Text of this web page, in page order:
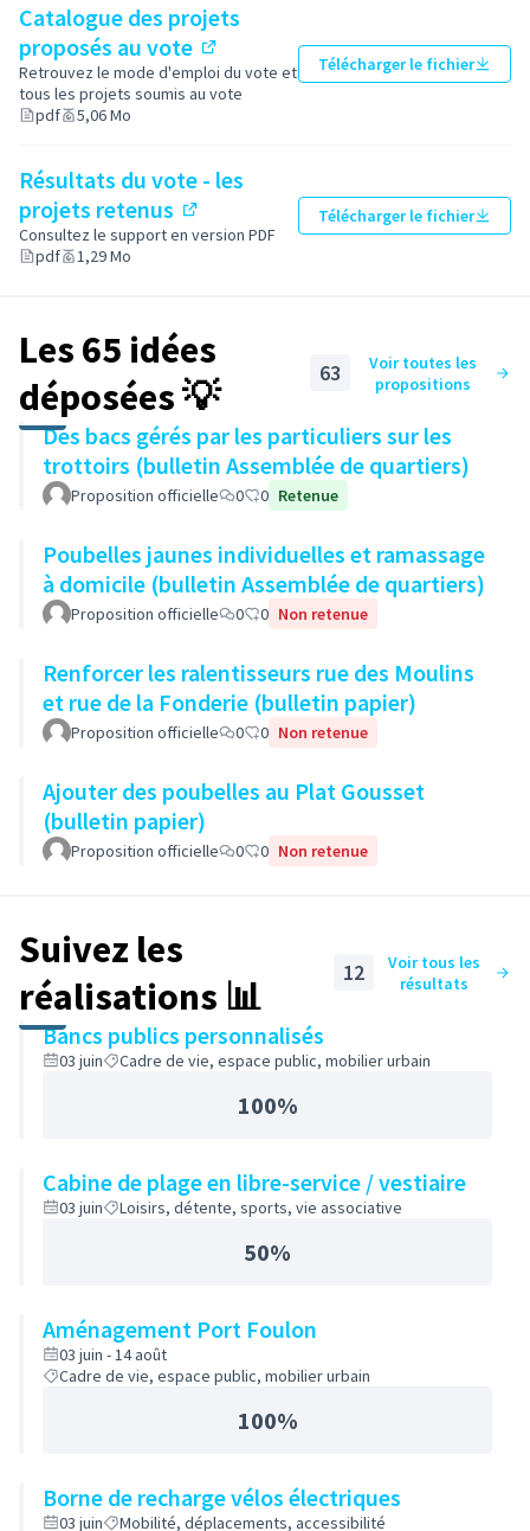
Catalogue des projets
proposés au vote
(Lien externe)
Retrouvez le mode d'emploi du vote et
tous les projets soumis au vote
pdf
5,06 Mo
Télécharger le fichier
Résultats du vote - les
projets retenus
(Lien externe)
Consultez le support en version PDF
pdf
1,29 Mo
Télécharger le fichier
Les 65 idées
déposées 💡
63
Voir toutes les
propositions
Des bacs gérés par les particuliers sur les
trottoirs (bulletin Assemblée de quartiers)
Proposition officielle 0 0 Retenue
Poubelles jaunes individuelles et ramassage
à domicile (bulletin Assemblée de quartiers)
Proposition officielle 0 0 Non retenue
Renforcer les ralentisseurs rue des Moulins
et rue de la Fonderie (bulletin papier)
Proposition officielle 0 0 Non retenue
Ajouter des poubelles au Plat Gousset
(bulletin papier)
Proposition officielle 0 0 Non retenue
Suivez les
réalisations 📊
12
Voir tous les
résultats
Bancs publics personnalisés
03 juin Cadre de vie, espace public, mobilier urbain
100%
Cabine de plage en libre-service / vestiaire
03 juin Loisirs, détente, sports, vie associative
50%
Aménagement Port Foulon
03 juin - 14 août
Cadre de vie, espace public, mobilier urbain
100%
Borne de recharge vélos électriques
03 juin Mobilité, déplacements, accessibilité